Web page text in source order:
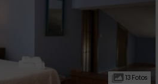
13 Fotos